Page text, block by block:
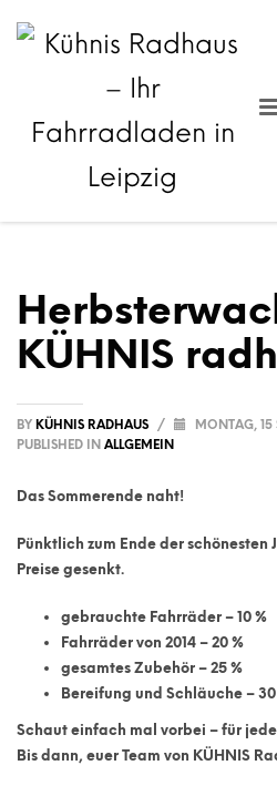
KÜHNIS
BY KÜHNIS RADHAUS / MONTAG, 15
PUBLISHED IN ALLGEMEIN
Das Sommerende naht!
Pünktlich zum Ende der
Preise gesenkt.
gebrauchte Fahrräder – 10 %
Fahrräder von 2014 – 20 %
gesamtes Zubehör – 25 %
Bereifung und Schläuche – 30
Schaut einfach mal vorbei – für
Bis dann, euer Team von KÜHNIS